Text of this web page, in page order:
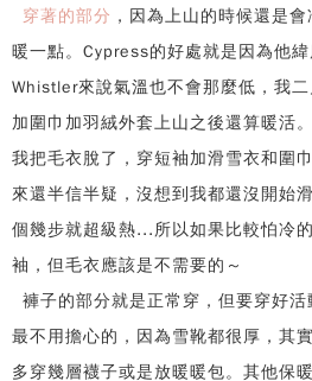
穿著的部分 ，因為上山的時候還是
暖一點。Cypress的好處就是因為他
Whistler來說氣溫也不會那麼低，我
加圍巾加羽絨外套上山之後還算暖活
我把毛衣脫了，穿短袖加滑雪衣和圍
來還半信半疑，沒想到我都還沒開始
個幾步就超級熱...所以如果比較怕冷
袖，但毛衣應該是不需要的～
褲子的部分就是正常穿，但要穿好
最不用擔心的，因為雪靴都很厚，其
多穿幾層襪子或是放暖暖包。其他保